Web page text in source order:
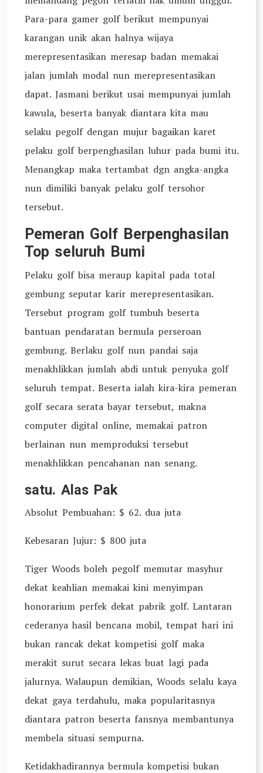
Para-para gamer golf berikut mempunyai
karangan unik akan halnya wijaya
merepresentasikan meresap badan memakai
jalan jumlah modal nun merepresentasikan
dapat. Jasmani berikut usai mempunyai jumlah
kawula, beserta banyak diantara kita mau
selaku pegolf dengan mujur bagaikan karet
pelaku golf berpenghasilan luhur pada bumi itu.
Menangkap maka tertambat dgn angka-angka
nun dimiliki banyak pelaku golf tersohor
tersebut.
Pemeran Golf Berpenghasilan
Top seluruh Bumi
Pelaku golf bisa meraup kapital pada total
gembung seputar karir merepresentasikan.
Tersebut program golf tumbuh beserta
bantuan pendaratan bermula perseroan
gembung. Berlaku golf nun pandai saja
menakhlikkan jumlah abdi untuk penyuka golf
seluruh tempat. Beserta ialah kira-kira pemeran
golf secara serata bayar tersebut, makna
computer digital online, memakai patron
berlainan nun memproduksi tersebut
menakhlikkan pencahanan nan senang.
satu. Alas Pak
Absolut Pembuahan: $ 62. dua juta
Kebesaran Jujur: $ 800 juta
Tiger Woods boleh pegolf memutar masyhur
dekat keahlian memakai kini menyimpan
honorarium perfek dekat pabrik golf. Lantaran
cederanya hasil bencana mobil, tempat hari ini
bukan rancak dekat kompetisi golf maka
merakit surut secara lekas buat lagi pada
jalurnya. Walaupun demikian, Woods selalu kaya
dekat gaya terdahulu, maka popularitasnya
diantara patron beserta fansnya membantunya
membela situasi sempurna.
Ketidakhadirannya bermula kompetisi bukan